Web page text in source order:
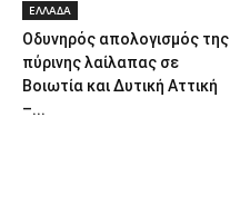
ΕΛΛΑΔΑ
Οδυνηρός απολογισμός της
πύρινης λαίλαπας σε
Βοιωτία και Δυτική Αττική
–...